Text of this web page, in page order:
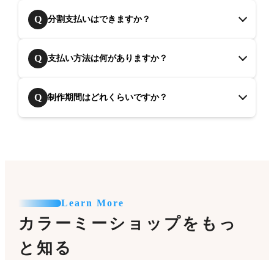
Q 分割支払いはできますか？
Q 支払い方法は何がありますか？
Q 制作期間はどれくらいですか？
Learn More
カラーミーショップをもっ
と知る